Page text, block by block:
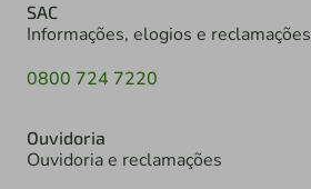
SAC
Informações, elogios e reclamações
0800 724 7220
Ouvidoria
Ouvidoria e reclamações